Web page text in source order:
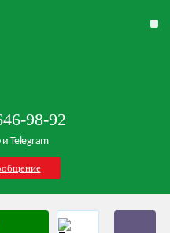
98-92
Telegram